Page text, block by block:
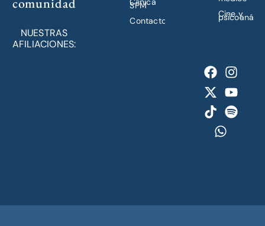
NUESTRAS
AFILIACIONES:
SPM
Contacto
Cine y